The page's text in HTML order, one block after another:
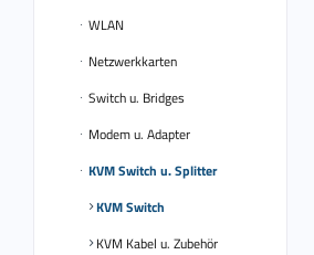
WLAN
Netzwerkkarten
Switch u. Bridges
Modem u. Adapter
KVM Switch u. Splitter
KVM Switch
KVM Kabel u. Zubehör